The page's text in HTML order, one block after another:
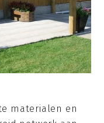
materialen en